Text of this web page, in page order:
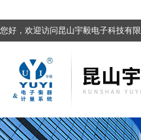
您好，欢迎访问昆山宇毅电子科技有限